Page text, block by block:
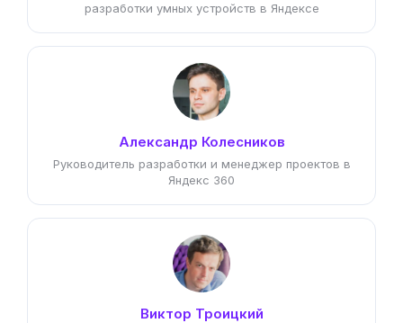
разработки умных устройств в Яндексе
Александр Колесников
Руководитель разработки и менеджер проектов в
Яндекс 360
Виктор Троицкий